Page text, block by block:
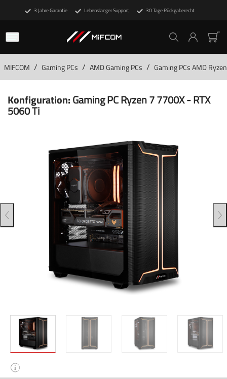
3 Jahre Garantie Lebenslanger Support 30 Tage Rückgaberecht
MIFCOM / Gaming PCs / AMD Gaming PCs / Gaming PCs AMD
Konfiguration:Gaming PC Ryzen 7 7700X - RTX
5060 Ti
i